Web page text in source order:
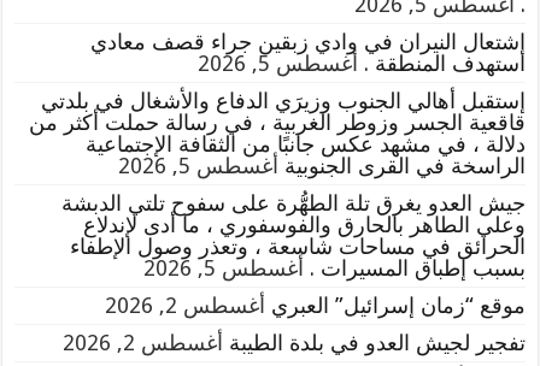
إشتعال النيران في وادي زبقين جراء قصف معادي
استهدف المنطقة . أغسطس 5, 2026
إستقبل أهالي الجنوب وزيرَي الدفاع والأشغال في بلدتي
قاقعية الجسر وزوطر الغربية ، في رسالة حملت أكثر من
دلالة ، في مشهد عكس جانبًا من الثقافة الإجتماعية
الراسخة في القرى الجنوبية أغسطس 5, 2026
جيش العدو يغرق تلة الطهُّرة على سفوح تلتي الدبشة
وعلي الطاهر بالحارق والفوسفوري ، ما أدى لإندلاع
الحرائق في مساحات شاسعة ، وتعذر وصول الإطفاء
بسبب إطباق المسيرات . أغسطس 5, 2026
موقع “زمان إسرائيل” العبري أغسطس 2, 2026
تفجير لجيش العدو في بلدة الطيبة أغسطس 2, 2026